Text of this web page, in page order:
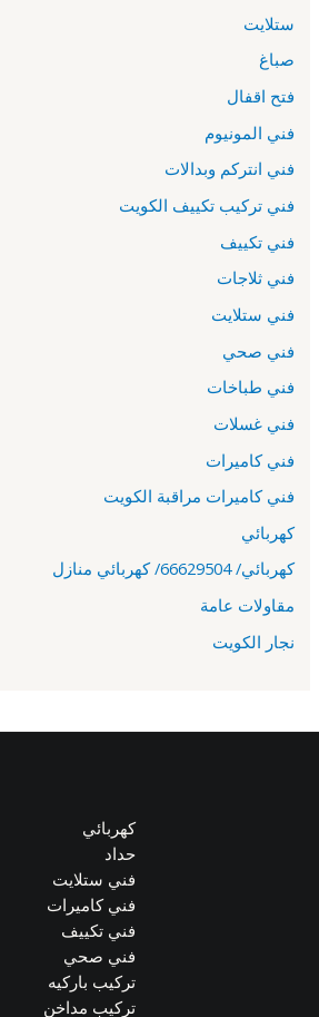
ستلايت
صباغ
فتح اقفال
فني المونيوم
فني انتركم وبدالات
فني تركيب تكييف الكويت
فني تكييف
فني ثلاجات
فني ستلايت
فني صحي
فني طباخات
فني غسلات
فني كاميرات
فني كاميرات مراقبة الكويت
كهربائي
كهربائي/ 66629504/ كهربائي منازل
مقاولات عامة
نجار الكويت
كهربائي
حداد
فني ستلايت
فني كاميرات
فني تكييف
فني صحي
تركيب باركيه
تركيب مداخن